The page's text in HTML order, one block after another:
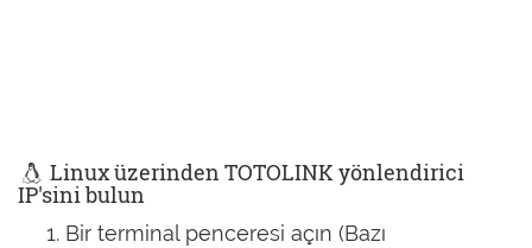
Linux üzerinden TOTOLINK yönlendirici
IP'sini bulun
Bir terminal penceresi açın (Bazı